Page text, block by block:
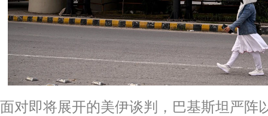
面对即将展开的美伊谈判，巴基斯坦严阵